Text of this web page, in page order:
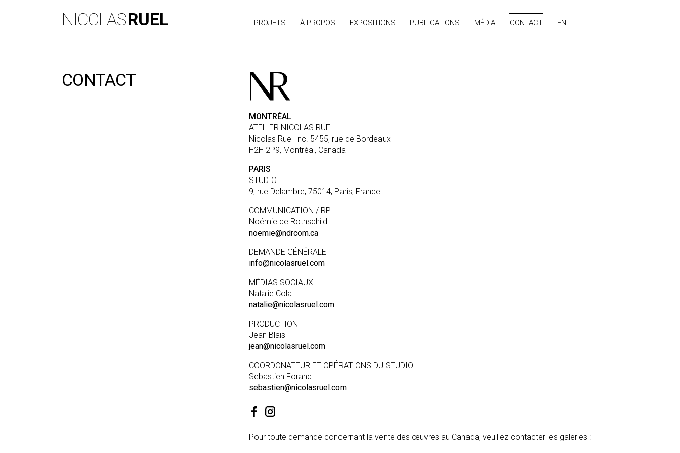
NICOLASRUEL PROJETS À PROPOS EXPOSITIONS PUBLICATIONS MÉDIA CONTACT EN
CONTACT
MONTRÉAL
ATELIER NICOLAS RUEL
Nicolas Ruel Inc. 5455, rue de Bordeaux
H2H 2P9, Montréal, Canada
PARIS
STUDIO
9, rue Delambre, 75014, Paris, France
COMMUNICATION / RP
Noémie de Rothschild
noemie@ndrcom.ca
DEMANDE GÉNÉRALE
info@nicolasruel.com
MÉDIAS SOCIAUX
Natalie Cola
natalie@nicolasruel.com
PRODUCTION
Jean Blais
jean@nicolasruel.com
COORDONATEUR ET OPÉRATIONS DU STUDIO
Sebastien Forand
sebastien@nicolasruel.com
Pour toute demande concernant la vente des œuvres au Canada, veuillez contacter les galeries :